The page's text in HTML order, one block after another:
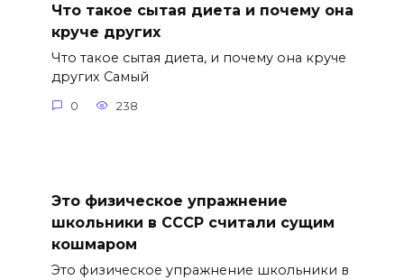
Что такое сытая диета и почему она
круче других
Что такое сытая диета, и почему она круче
других Самый
0 238
Это физическое упражнение
школьники в СССР считали сущим
кошмаром
Это физическое упражнение школьники в